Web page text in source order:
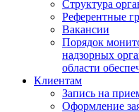
Структура
Референтные
Вакансии
Порядок
надзорных
области
Клиентам
Запись на
Оформление